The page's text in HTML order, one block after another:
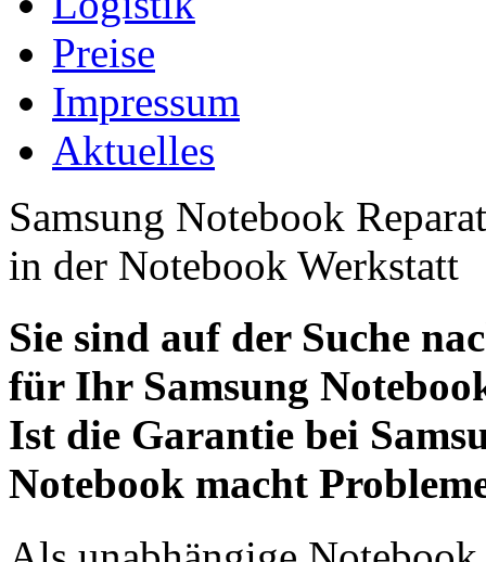
Preise
Impressum
Aktuelles
Samsung Notebook
in der Notebook Werkstatt
Sie sind auf der Suche
für Ihr Samsung
Ist die Garantie bei
Notebook macht